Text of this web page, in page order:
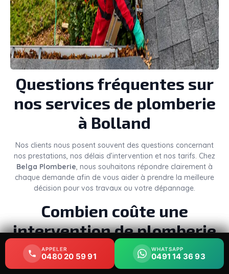
Questions fréquentes sur
nos services de plomberie
à Bolland
Nos clients nous posent souvent des questions concernant
nos prestations, nos délais d’intervention et nos tarifs. Chez
Belga Plomberie, nous souhaitons répondre clairement à
chaque demande afin de vous aider à prendre la meilleure
décision pour vos travaux ou votre dépannage.
Combien coûte une
intervention de plomberie
à Bolland ?
APPELER
0480 20 59 91
WHATSAPP
0491 14 36 93
APPELER
0480 20 59 91
WHATSAPP
0491 14 36 93